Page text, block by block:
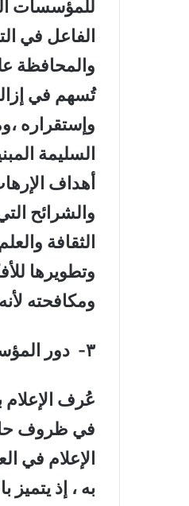
للمؤسسات
الفاعل في
والمحافظة
تُسهم في
وإستقراره
السليمة
أهداف
والشرائح
الثقافة
وتطويرها
ومكافحته
٣- دور المؤسسات الآعلامية في مكافحة الإرهاب :-
عُرف الإعلام
في ظروف
الإعلام في
به ، إذ